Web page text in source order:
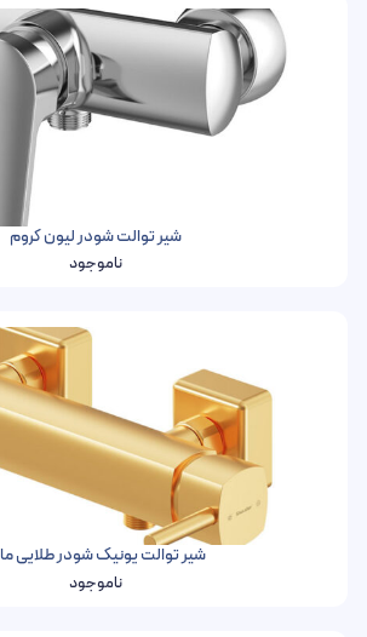
شیر توالت شودر لیون کروم
ناموجود
شیر توالت یونیک شودر طلایی مات
ناموجود